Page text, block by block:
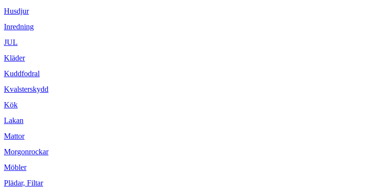
Husdjur
Inredning
JUL
Kläder
Kuddfodral
Kvalsterskydd
Kök
Lakan
Mattor
Morgonrockar
Möbler
Plädar, Filtar